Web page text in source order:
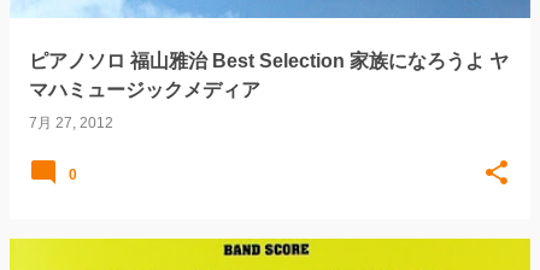
ピアノソロ 福山雅治 Best Selection 家族になろうよ ヤ
マハミュージックメディア
7月 27, 2012
0